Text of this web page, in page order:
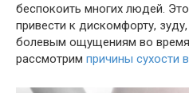
беспокоить многих людей.
привести к дискомфорту,
болевым ощущениям во время
рассмотрим причины сухости